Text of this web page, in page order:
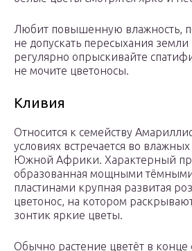
Любит повышенную влажность,
не допускать пересыхания
регулярно опрыскивайте
не мочите цветоносы.
Кливия
Относится к семейству
условиях встречается во
Южной Африки. Характерный
образованная мощными
пластинами крупная развитая
цветонос, на котором
зонтик яркие цветы.
Обычно растение цветёт в